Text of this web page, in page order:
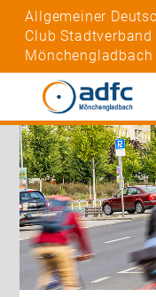
Allgemeiner
Club Stadtverband
Mönchengladbach